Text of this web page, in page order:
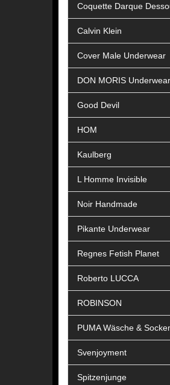
Coquette Darque
Calvin Klein
Cover Male Underwear
DON MORIS Underwear
Good Devil
HOM
Kaulberg
L Homme Invisible
Noir Handmade
Pikante Underwear
Regnes Fetish Planet
Roberto LUCCA
ROBINSON
PUMA Wäsche &
Svenjoyment
Spitzenjunge